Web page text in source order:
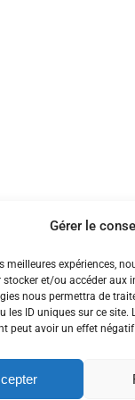
Gérer le
meilleures expériences,
stocker et/ou accéder aux
nous permettra de
les ID uniques sur ce site.
peut avoir un effet
de
?
à